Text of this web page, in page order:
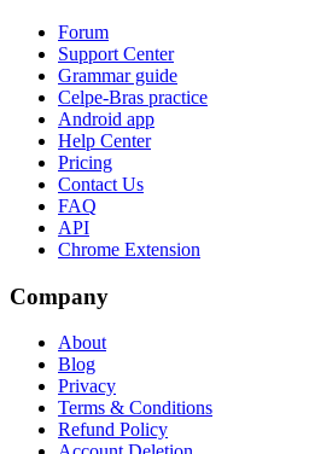
Forum
Support Center
Grammar guide
Celpe-Bras practice
Android app
Help Center
Pricing
Contact Us
FAQ
API
Chrome Extension
Company
About
Blog
Privacy
Terms & Conditions
Refund Policy